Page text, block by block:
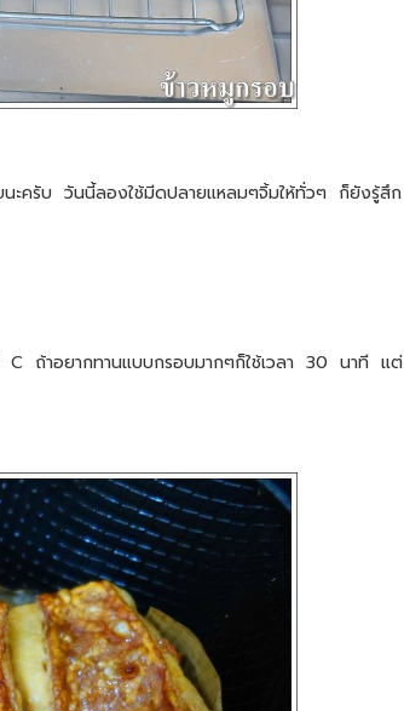
ะครับ วันนี้ลองใช้มีดปลายแหลมๆจิ้มให้ทั่วๆ ก็ยังรู้สึก
ถ้าอยากทานแบบกรอบมากๆก็ใช้เวลา 30 นาที แต่